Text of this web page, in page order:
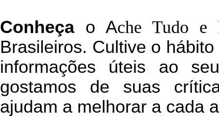
Conheçao Ache Tudo e
Brasileiros. Cultive o
informações úteis ao
gostamos de suas
ajudam a melhorar a cada